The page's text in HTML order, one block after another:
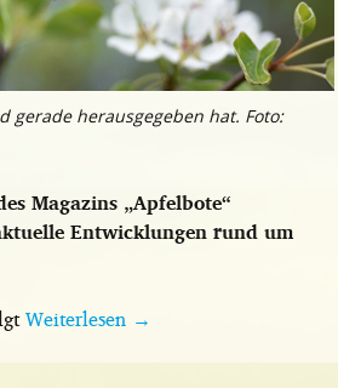
gerade herausgegeben hat. Foto:
Magazins „Apfelbote“
Entwicklungen rund um
Weiterlesen →